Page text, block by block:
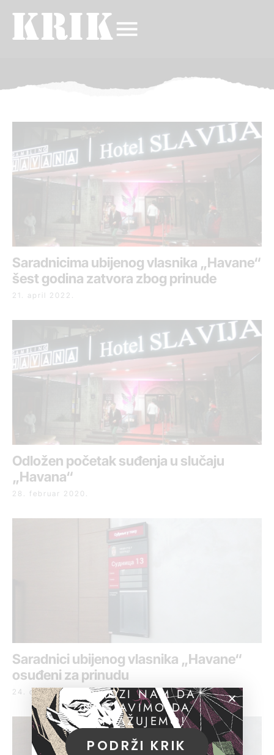
Saradnicima ubijenog vlasnika „Havane“
šest godina zatvora zbog prinude
21. april 2022.
Odložen početak suđenja u slučaju
„Havana“
28. februar 2020.
Saradnici ubijenog vlasnika „Havane“
osuđeni za prinudu
24. decembar 2018.POMOZI NAM DA
NASTAVIMO DA
ISTRAŽUJEMO!
PODRŽI KRIK